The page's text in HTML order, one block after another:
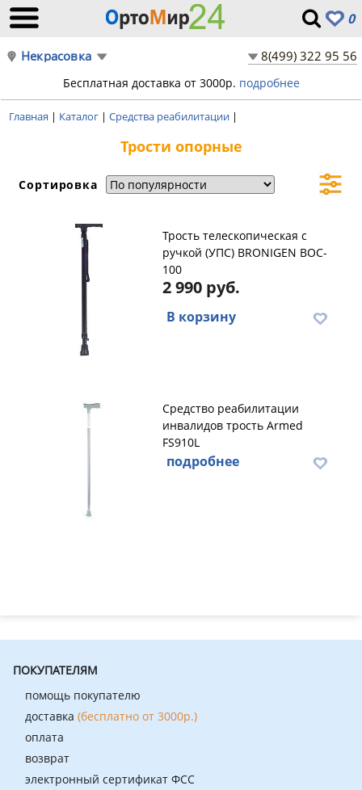
0
Некрасовка 8(499) 322 95 56
Бесплатная доставка от 3000р. подробнее
Главная | Каталог | Средства реабилитации |
Трости опорные
Сортировка
Трость телескопическая с
ручкой (УПС) BRONIGEN BOC-
100
2 990 руб.
В корзину
Средство реабилитации
инвалидов трость Armed
FS910L
подробнее
ПОКУПАТЕЛЯМ
помощь покупателю
доставка (бесплатно от 3000р.)
оплата
возврат
электронный сертификат ФСС